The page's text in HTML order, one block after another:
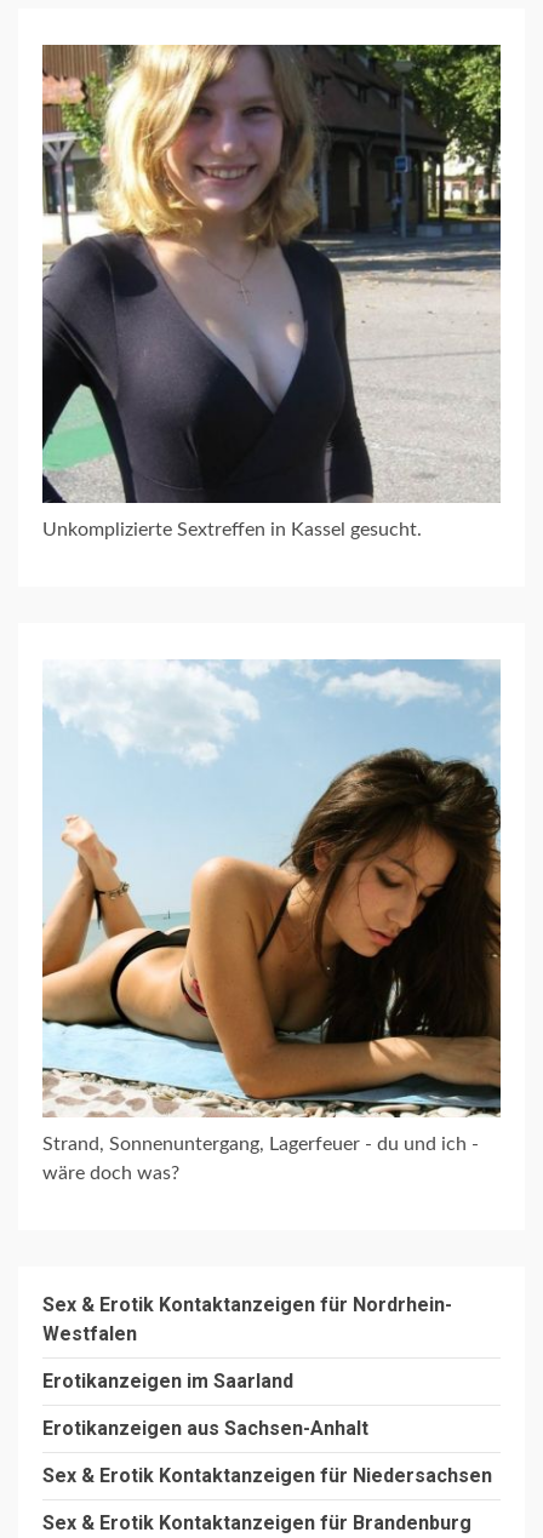
Unkomplizierte Sextreffen in Kassel gesucht.
Strand, Sonnenuntergang, Lagerfeuer - du und ich -
wäre doch was?
Sex & Erotik Kontaktanzeigen für Nordrhein-
Westfalen
Erotikanzeigen im Saarland
Erotikanzeigen aus Sachsen-Anhalt
Sex & Erotik Kontaktanzeigen für Niedersachsen
Sex & Erotik Kontaktanzeigen für Brandenburg